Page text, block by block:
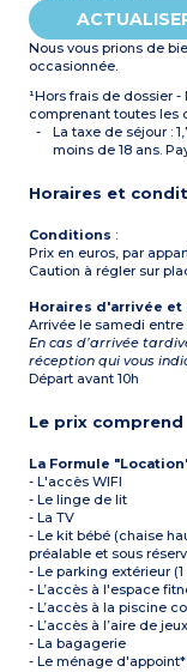
Nous vous prions de
occasionnée.
¹Hors frais de dossier
comprenant toutes les
La taxe de séjour :
moins de 18 ans.
Horaires et
Conditions :
Prix en euros, par
Caution à régler sur
Horaires d'arrivée
Arrivée le samedi entre
En cas d’arrivée
réception qui vous
Départ avant 10h
Le prix comprend
La Formule
- L'accès WIFI
- Le linge de lit
- La TV
- Le kit bébé (chaise
préalable et sous
- Le parking extérieur
- L’accès à l'espace
- L’accès à la piscine
- L’accès à l’aire de
- La bagagerie
- Le ménage